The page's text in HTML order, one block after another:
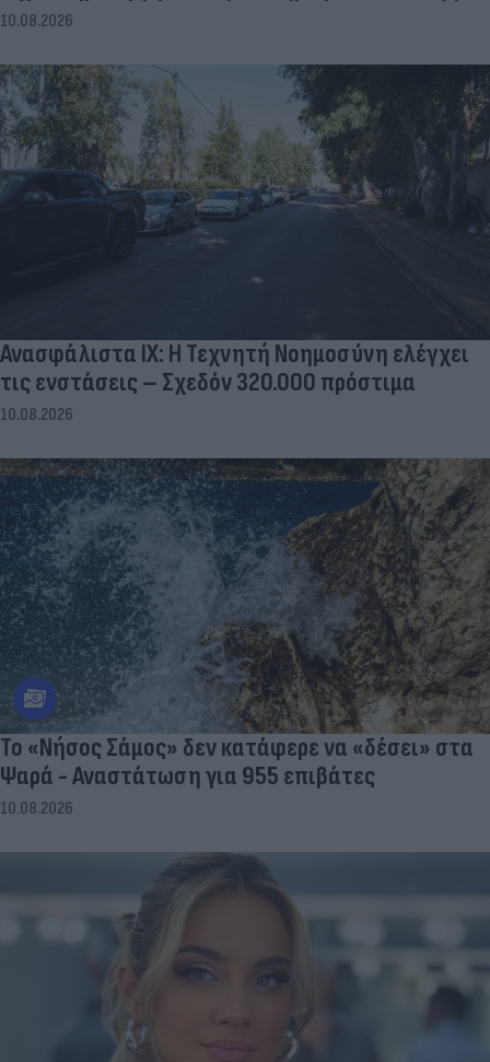
10.08.2026
Ανασφάλιστα ΙΧ: Η Τεχνητή Νοημοσύνη ελέγχει
τις ενστάσεις – Σχεδόν 320.000 πρόστιμα
10.08.2026
Το «Νήσος Σάμος» δεν κατάφερε να «δέσει» στα
Ψαρά - Αναστάτωση για 955 επιβάτες
10.08.2026